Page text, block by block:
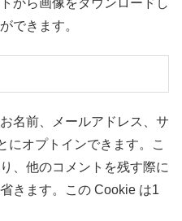
できます。
名前、メールアドレス、サ
にオプトインできます。こ
、他のコメントを残す際に
きます。この Cookie は1